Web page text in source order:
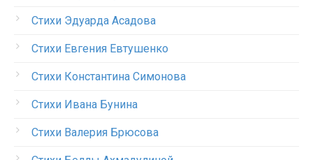
Стихи Эдуарда Асадова
Стихи Евгения Евтушенко
Стихи Константина Симонова
Стихи Ивана Бунина
Стихи Валерия Брюсова